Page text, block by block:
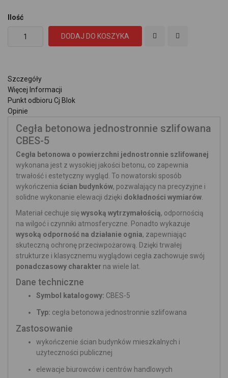
Ilość
DODAJ DO KOSZYKA
Szczegóły
Więcej Informacji
Punkt odbioru Cj Blok
Opinie
Cegła betonowa jednostronnie szlifowana
CBES-5
Cegła betonowa o powierzchni jednostronnie szlifowanej
wykonana jest z wysokiej jakości betonu, co zapewnia
trwałość i estetyczny wygląd. To nowatorski sposób
wykończenia ścian budynków, pozwalający na precyzyjne i
solidne wykonanie elewacji dzięki dokładności wymiarów
Materiał cechuje sięwysoką wytrzymałością, odpornością
na wilgoć i czynniki atmosferyczne. Ponadto wykazuje
wysoką odporność na działanie ognia, zapewniając
skuteczną ochronę przeciwpożarową. Dzięki trwałej
strukturze i klasycznemu wyglądowi cegła zachowuje swój
ponadczasowy charakter na wiele lat.
Dane techniczne
Symbol katalogowy: CBES-5
Typ: cegła betonowa jednostronnie szlifowana
Zastosowanie
wykończenie ścian budynków mieszkalnych i
użyteczności publicznej
elewacje biurowców i centrów handlowych